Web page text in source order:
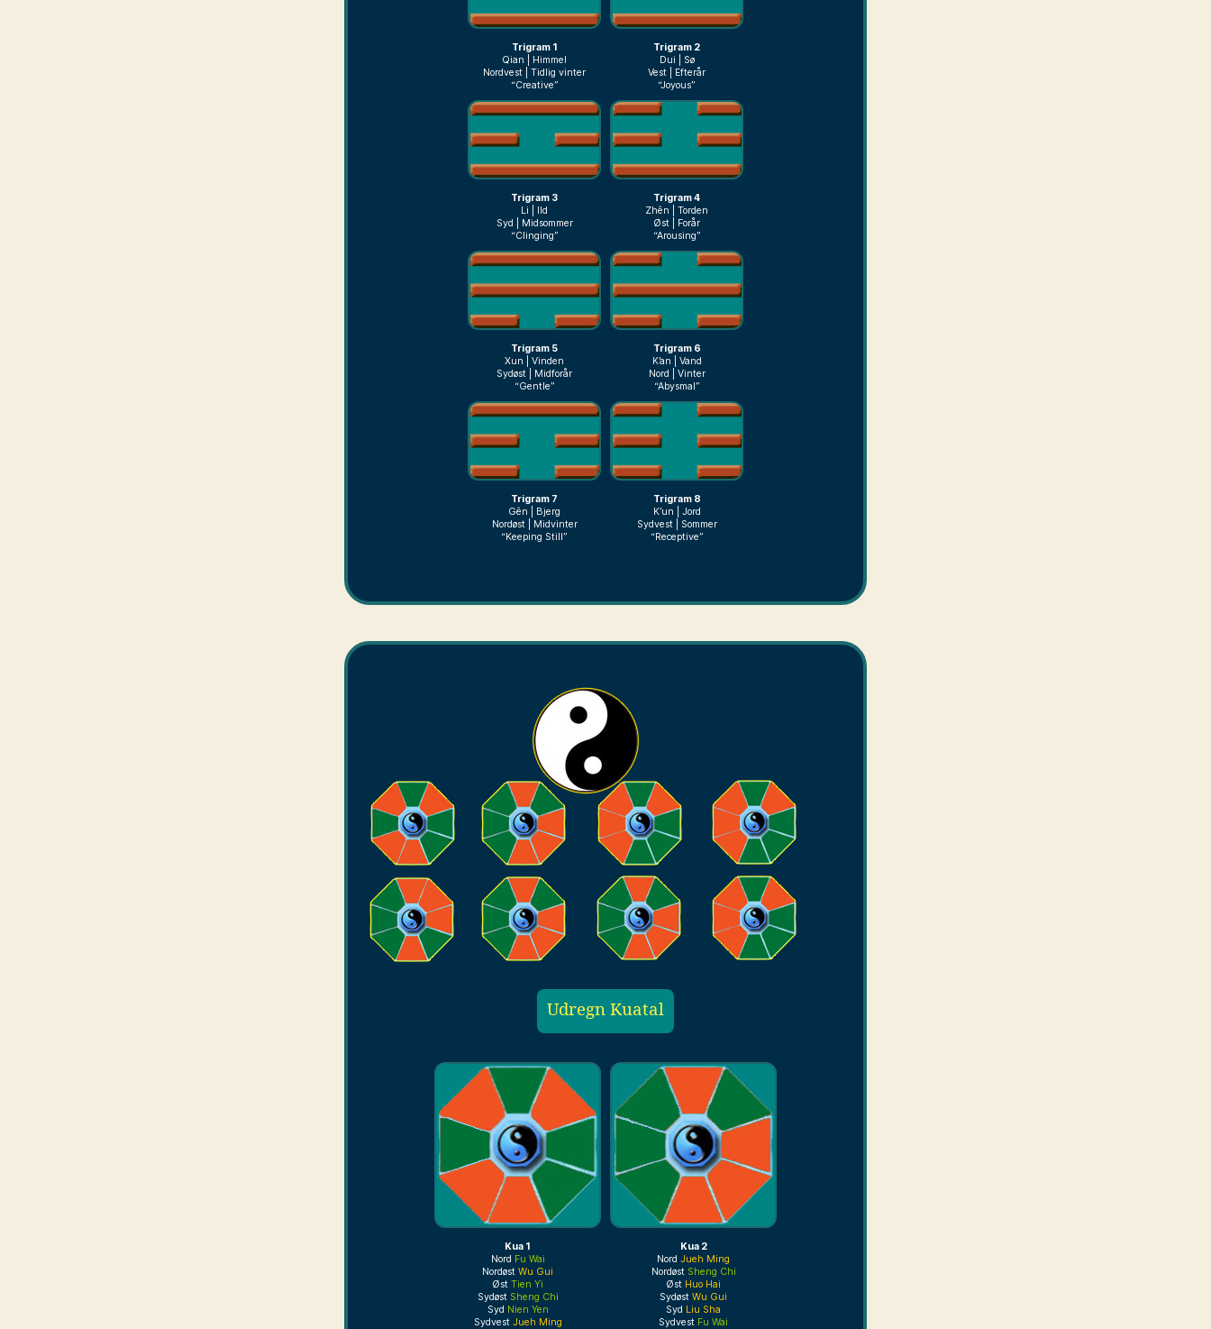
Trigram 1
Qian | Himmel
Nordvest | Tidlig vinter
“Creative”
Trigram 2
Dui | Sø
Vest | Efterår
“Joyous”
Trigram 3
Li | Ild
Syd | Midsommer
“Clinging”
Trigram 4
Zhên | Torden
Øst | Forår
“Arousing”
Trigram 5
Xun | Vinden
Sydøst | Midforår
“Gentle”
Trigram 6
K’an | Vand
Nord | Vinter
“Abysmal”
Trigram 7
Gên | Bjerg
Nordøst | Midvinter
“Keeping Still”
Trigram 8
K’un | Jord
Sydvest | Sommer
“Receptive”
Udregn Kuatal
Kua 1
Nord Fu Wai
Nordøst Wu Gui
Øst Tien Yi
Sydøst Sheng Chi
Syd Nien Yen
Sydvest Jueh Ming
Kua 2
Nord Jueh Ming
Nordøst Sheng Chi
Øst Huo Hai
Sydøst Wu Gui
Syd Liu Sha
Sydvest Fu Wai